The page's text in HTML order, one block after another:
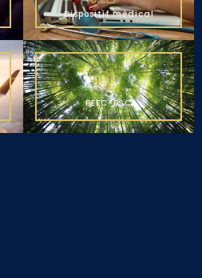
Dispositif médical
PEFC-FSC